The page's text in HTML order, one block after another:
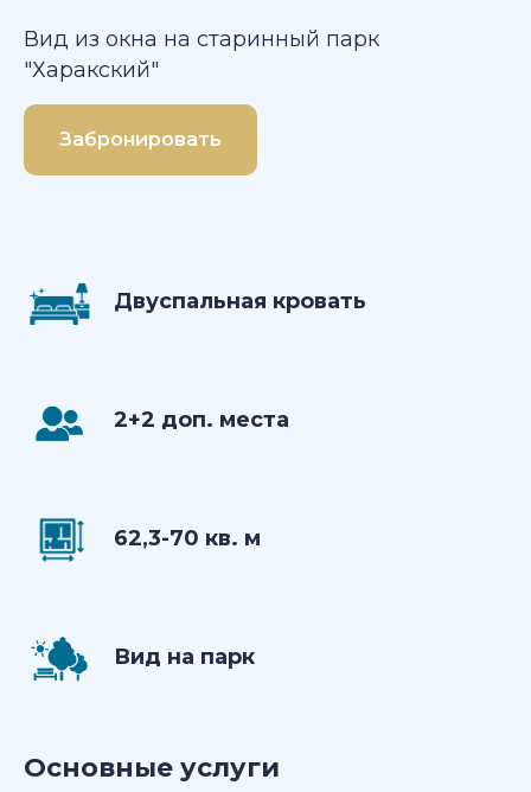
Вид из окна на старинный парк
"Харакский"
Забронировать
Двуспальная кровать
2+2 доп. места
62,3-70 кв. м
Вид на парк
Основные услуги